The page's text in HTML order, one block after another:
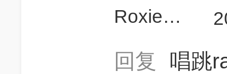
RoxieHeart
回复 唱跳